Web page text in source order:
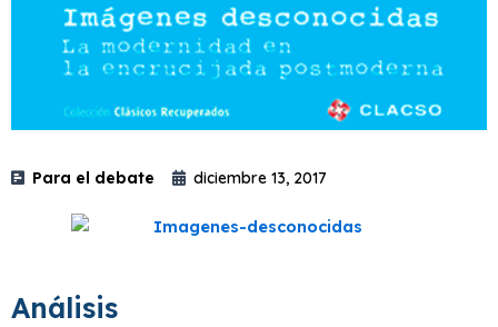
Para el debate diciembre 13, 2017
Análisis